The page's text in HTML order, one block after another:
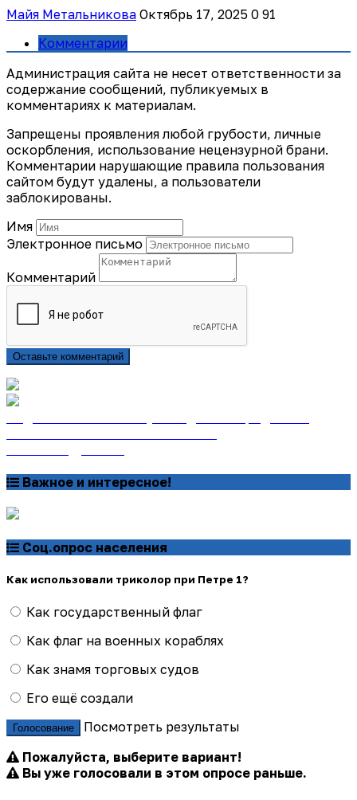
Майя Метальникова Октябрь 17, 2025 0 91
Комментарии
Администрация сайта не несет ответственности за
содержание сообщений, публикуемых в
комментариях к материалам.
Запрещены проявления любой грубости, личные
оскорбления, использование нецензурной брани.
Комментарии нарушающие правила пользования
сайтом будут удалены, а пользователи
заблокированы.
Имя
Электронное письмо
Комментарий
Оставьте комментарий
Важное и интересное!
Соц.опрос населения
Как использовали триколор при Петре 1?
Как государственный флаг
Как флаг на военных кораблях
Как знамя торговых судов
Его ещё создали
Голосование
Посмотреть результаты
Пожалуйста, выберите вариант!
Вы уже голосовали в этом опросе раньше.